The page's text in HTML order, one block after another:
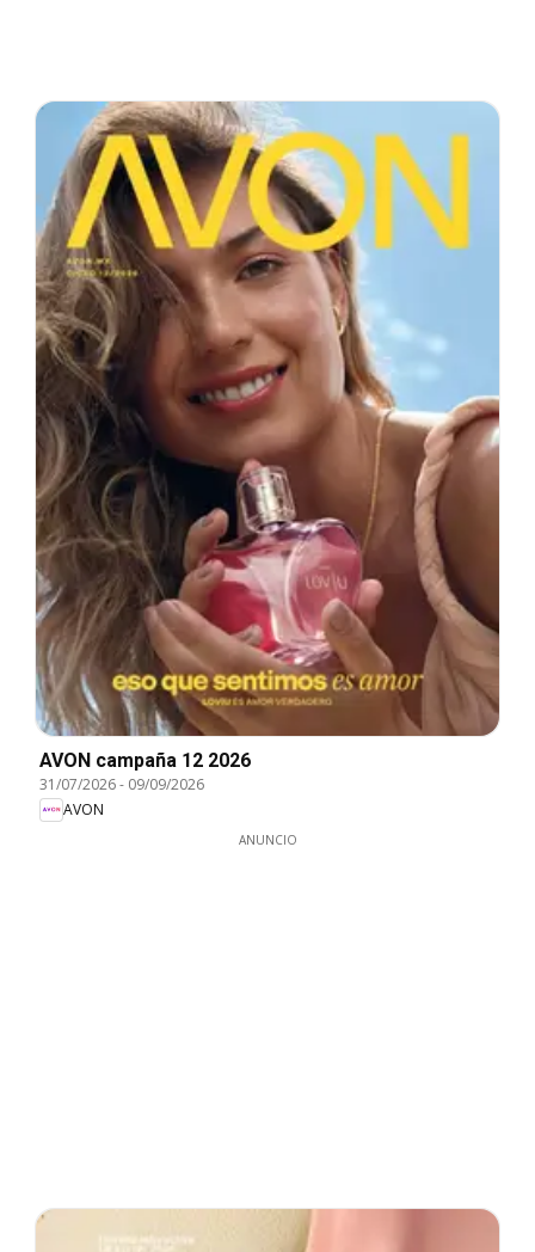
AVON campaña 12 2026
31/07/2026- 09/09/2026
AVON
ANUNCIO